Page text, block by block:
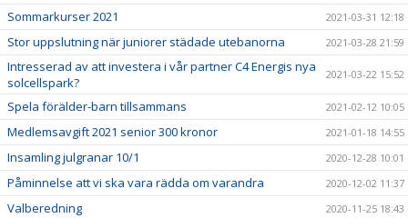
Sommarkurser 2021 2021-03-31 12:18
Stor uppslutning när juniorer städade utebanorna 2021-03-28 21:59
Intresserad av att investera i vår partner C4 Energis nya
solcellspark?
2021-03-22 15:52
Spela förälder-barn tillsammans 2021-02-12 10:05
Medlemsavgift 2021 senior 300 kronor 2021-01-18 14:55
Insamling julgranar 10/1 2020-12-28 10:01
Påminnelse att vi ska vara rädda om varandra 2020-12-02 11:37
Valberedning 2020-11-25 18:43